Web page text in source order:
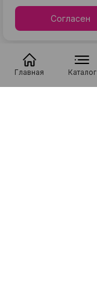
Главная Каталог
Согласен